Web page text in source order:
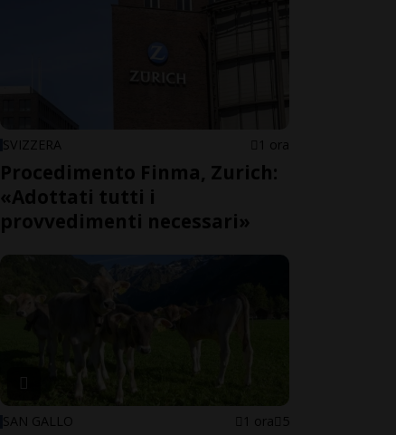
SVIZZERA 1 ora
Procedimento Finma, Zurich:
«Adottati tutti i
provvedimenti necessari»
SAN GALLO 1 ora 5